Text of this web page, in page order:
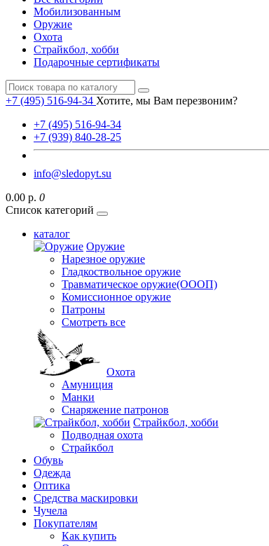
Мобилизованным
Оружие
Охота
Страйкбол, хобби
Подарочные сертификаты
+7 (495) 516-94-34 Хотите, мы Вам перезвоним?
+7 (495) 516-94-34
+7 (939) 840-28-25
info@sledopyt.su
0.00 р. 0
Список категорий
каталог
Оружие
Нарезное оружие
Гладкоствольное оружие
Травматическое оружие(ОООП)
Комиссионное оружие
Патроны
Смотреть все
Охота
Амуниция
Манки
Снаряжение патронов
Страйкбол, хобби
Подводная охота
Страйкбол
Обувь
Одежда
Оптика
Средства маскировки
Чучела
Покупателям
Как купить